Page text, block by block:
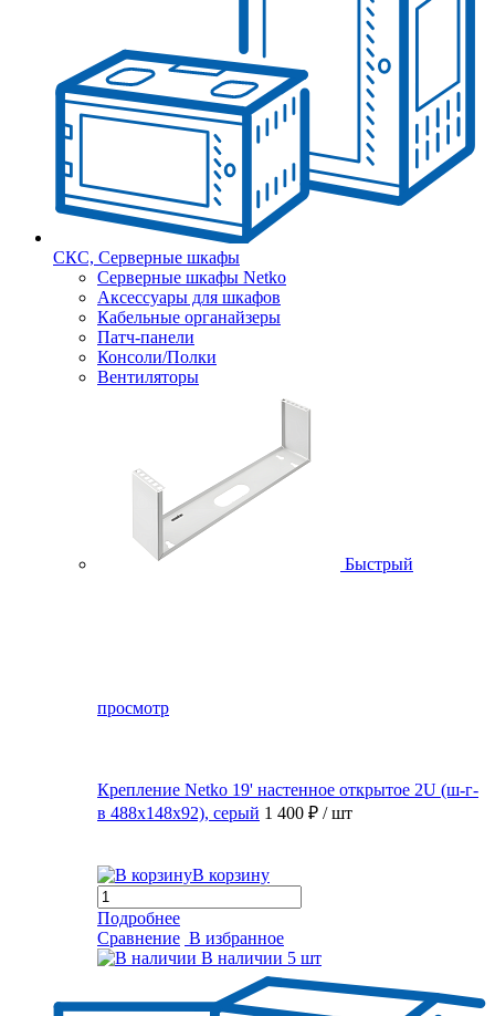
СКС, Серверные шкафы
Серверные шкафы Netko
Аксессуары для шкафов
Кабельные органайзеры
Патч-панели
Консоли/Полки
Вентиляторы
Быстрый
просмотр
Крепление Netko 19' настенное открытое 2U (ш-г-
в 488х148х92), серый 1 400 ₽ / шт
В корзину
Подробнее
Сравнение В избранное
В наличии 5 шт